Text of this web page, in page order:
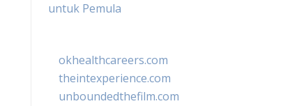
untuk Pemula
okhealthcareers.com
theintexperience.com
unboundedthefilm.com